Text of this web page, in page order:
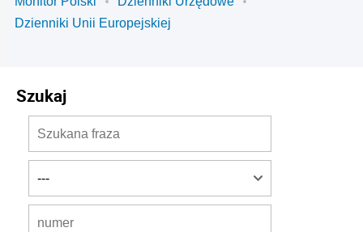
Dzienniki Unii Europejskiej
Szukaj